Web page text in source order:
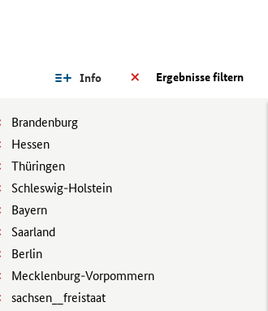
Ergebnisse filtern
Info
Brandenburg
Hessen
Thüringen
Schleswig-Holstein
Bayern
Saarland
Berlin
Mecklenburg-Vorpommern
sachsen__freistaat